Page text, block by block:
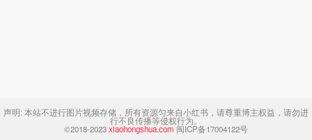
声明:本站不进行图片视频存储，所有资源匀来自小红书，请尊重博主权益，请勿进
行不良传播等侵权行为。
©2018-2023xiaohongshua.com 闽ICP备17004122号